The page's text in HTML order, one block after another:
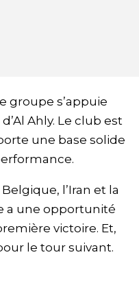
groupe s’appuie
Ahly. Le club est
une base solide
l’Iran et la
a une opportunité
victoire. Et,
le tour suivant.